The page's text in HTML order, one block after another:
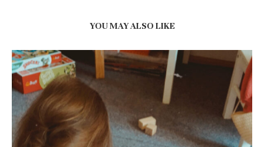
YOU MAY ALSO LIKE